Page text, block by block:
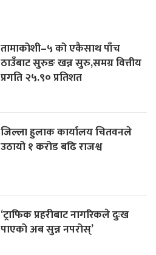
तामाकोशी–५ को एकैसाथ पाँच
ठाउँबाट सुरुङ खन्न सुरु,समग्र वित्तीय
प्रगति २५.९० प्रतिशत
जिल्ला हुलाक कार्यालय चितवनले
उठायो १ करोड बढि राजश्व
‘ट्राफिक प्रहरीबाट नागरिकले दुःख
पाएको अब सुन्न नपरोस्’